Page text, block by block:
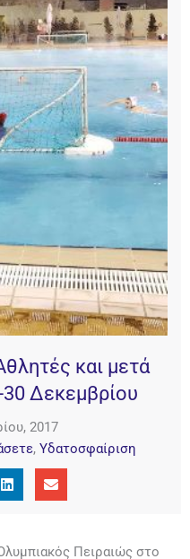
και μετά
Δεκεμβρίου
2017
, Υδατοσφαίριση
Πειραιώς στο